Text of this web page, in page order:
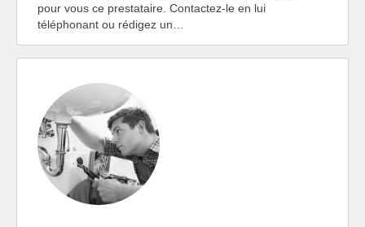
pour vous ce prestataire. Contactez-le en lui
téléphonant ou rédigez un…